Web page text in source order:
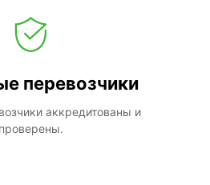
перевозчики
аккредитованы и
проверены.